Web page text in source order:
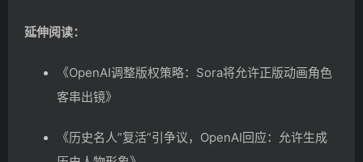
延伸阅读：
《OpenAI调整版权策略：Sora将允许正版动画角色
客串出镜》
《历史名人”复活”引争议，OpenAI回应：允许生成